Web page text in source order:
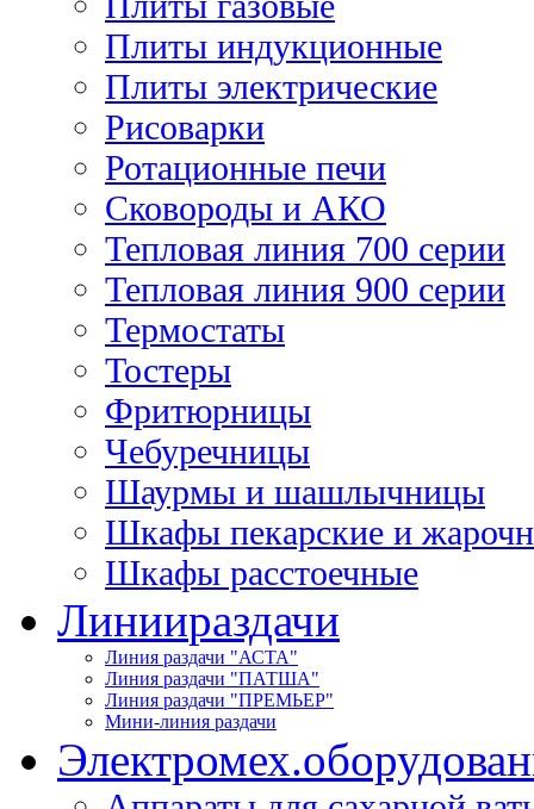
Плиты индукционные
Плиты электрические
Рисоварки
Ротационные печи
Сковороды и АКО
Тепловая линия 700 серии
Тепловая линия 900 серии
Термостаты
Тостеры
Фритюрницы
Чебуречницы
Шаурмы и шашлычницы
Шкафы пекарские и
Шкафы расстоечные
Линиираздачи
Линия раздачи "АСТА"
Линия раздачи "ПАТША"
Линия раздачи "ПРЕМЬЕР"
Мини-линия раздачи
Электромех.